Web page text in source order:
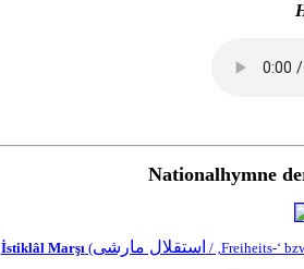
Nationalhymne
İstiklâl Marşı (‏استقلال مارشی / ‚Freiheits-‘